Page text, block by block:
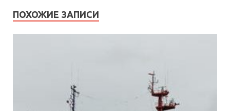
ПОХОЖИЕ ЗАПИСИ